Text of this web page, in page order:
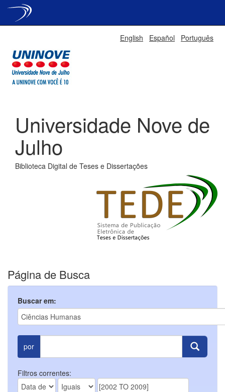
English Español Português
Universidade Nove de
Julho
Biblioteca Digital de Teses e Dissertações
Página de Busca
Buscar em:
por
Filtros correntes: